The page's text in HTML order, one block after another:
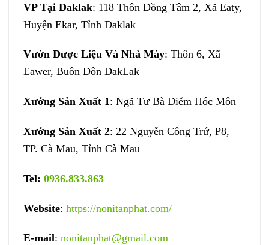
VP Tại Daklak: 118 Thôn Đồng Tâm 2, Xã Eaty,
Huyện Ekar, Tỉnh Daklak
Vườn Dược Liệu Và Nhà Máy: Thôn 6, Xã
Eawer, Buôn Đôn DakLak
Xưởng Sản Xuất 1: Ngã Tư Bà Điểm Hóc Môn
Xưởng Sản Xuất 2: 22 Nguyễn Công Trứ, P8,
TP. Cà Mau, Tỉnh Cà Mau
Tel: 0936.833.863
Website: https://nonitanphat.com/
E-mail: nonitanphat@gmail.com